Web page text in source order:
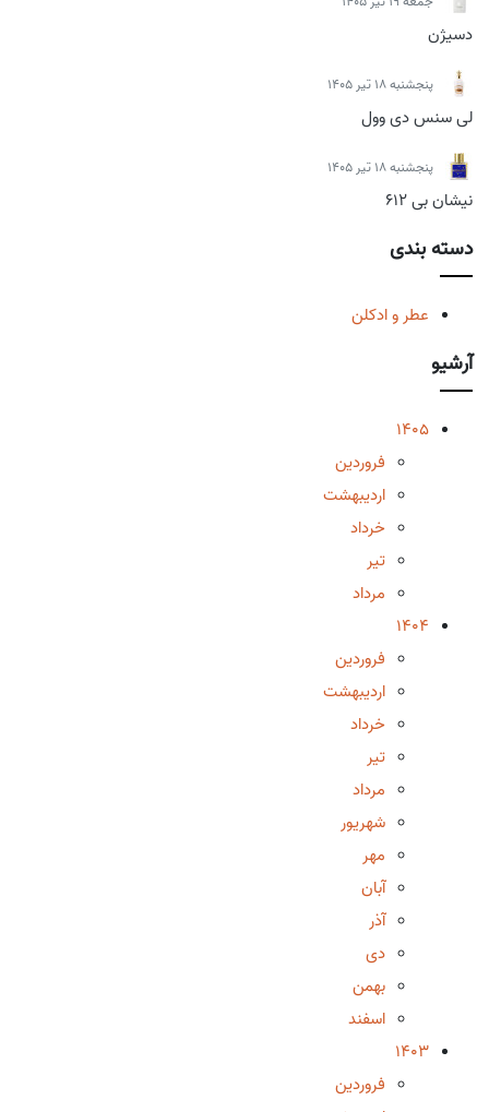
دسیژن
پنجشنبه 18 تیر 1405
لی سنس دی وول
پنجشنبه 18 تیر 1405
نیشان بی 612
دسته بندی
عطر و ادکلن
آرشیو
1405
فروردین
اردیبهشت
خرداد
تیر
مرداد
1404
فروردین
اردیبهشت
خرداد
تیر
مرداد
شهریور
مهر
آبان
آذر
دی
بهمن
اسفند
1403
فروردین